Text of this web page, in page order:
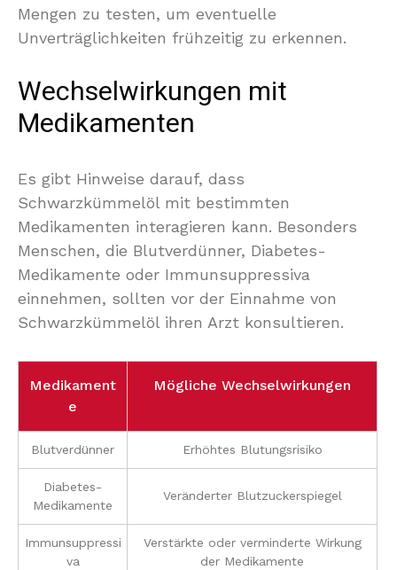
Mengen zu testen, um eventuelle
Unverträglichkeiten frühzeitig zu erkennen.
Wechselwirkungen mit
Medikamenten
Es gibt Hinweise darauf, dass
Schwarzkümmelöl mit bestimmten
Medikamenten interagieren kann. Besonders
Menschen, die Blutverdünner, Diabetes-
Medikamente oder Immunsuppressiva
einnehmen, sollten vor der Einnahme von
Schwarzkümmelöl ihren Arzt konsultieren.
Medikament
e
Mögliche Wechselwirkungen
Blutverdünner Erhöhtes Blutungsrisiko
Diabetes-
Medikamente
Veränderter Blutzuckerspiegel
Immunsuppressi
va
Verstärkte oder verminderte Wirkung
der Medikamente